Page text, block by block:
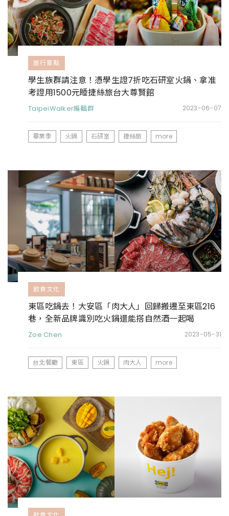
旅行景點
學生族群請注意！憑學生證7折吃石研室火鍋、拿准
考證用1500元睡捷絲旅台大尊賢館
TaipeiWalker編輯群 2023-06-07
畢業季 火鍋 石研室 捷絲旅 more
飲食文化
東區吃鍋去！大安區「肉大人」回歸搬遷至東區216
巷，全新品牌識別吃火鍋還能搭自然酒一起喝
Zoe Chen 2023-05-31
台北餐廳 東區 火鍋 肉大人 more